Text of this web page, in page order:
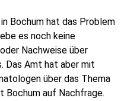
Bochum hat das Problem
es noch keine
Nachweise über
Das Amt hat aber mit
über das Thema
Bochum auf Nachfrage.